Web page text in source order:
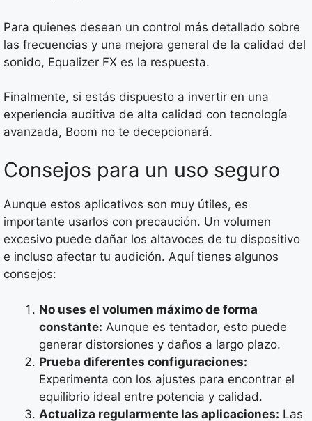
Para quienes desean un control más detallado sobre
las frecuencias y una mejora general de la calidad del
sonido, Equalizer FX es la respuesta.
Finalmente, si estás dispuesto a invertir en una
experiencia auditiva de alta calidad con tecnología
avanzada, Boom no te decepcionará.
Consejos para un uso seguro
Aunque estos aplicativos son muy útiles, es
importante usarlos con precaución. Un volumen
excesivo puede dañar los altavoces de tu dispositivo
e incluso afectar tu audición. Aquí tienes algunos
consejos:
No uses el volumen máximo de forma
constante: Aunque es tentador, esto puede
generar distorsiones y daños a largo plazo.
Prueba diferentes configuraciones:
Experimenta con los ajustes para encontrar el
equilibrio ideal entre potencia y calidad.
Actualiza regularmente las aplicaciones: Las